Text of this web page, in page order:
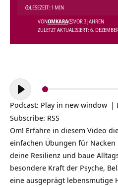
ZULETZT AKTUALISIERT: 6.
VONOMKARA VOR 3 JAHREN
LESEZEIT: 1 MIN
Audio-
Player
Podcast: Play in new window |
Subscribe: RSS
Om! Erfahre in diesem Video
einfachen Übungen für
deine Resilienz und baue
besondere Kraft der Psyche,
eine ausgeprägt lebensmutige